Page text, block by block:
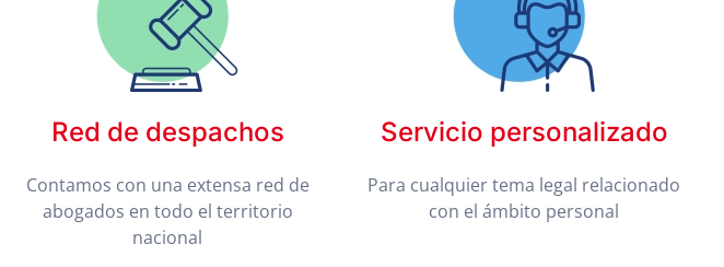
Red de despachos
Contamos con una extensa red de
abogados en todo el territorio
nacional
Servicio personalizado
Para cualquier tema legal relacionado
con el ámbito personal